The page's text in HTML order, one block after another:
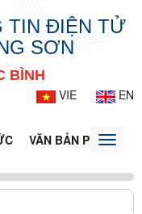
TIN ĐIỆN TỬ
SƠN
BÌNH
VIE
EN
VĂN BẢN PHÁPToggle